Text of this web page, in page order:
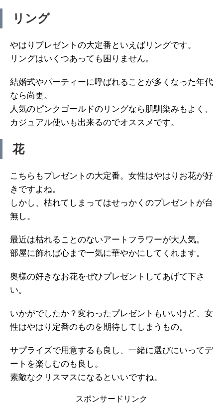
リング
やはりプレゼントの大定番といえばリングです。
リングはいくつあっても困りません。
結婚式やパーティーに呼ばれることが多くなった年代
なら尚更。
人気のピンクゴールドのリングなら肌馴染みもよく、
カジュアル使いも出来るのでオススメです。
花
こちらもプレゼントの大定番。女性はやはりお花が好
きですよね。
しかし、枯れてしまってはせっかくのプレゼントが台
無し。
最近は枯れることのないアートフラワーが大人気。
部屋に飾れば心まで一気に華やかにしてくれます。
奥様の好きなお花をぜひプレゼントしてあげて下さ
い。
いかがでしたか？変わったプレゼントもいいけど、女
性はやはり定番のものを期待してしまうもの。
サプライズで用意するも良し、一緒に選びにいってデ
ートを楽しむのも良し。
素敵なクリスマスになるといいですね。
スポンサードリンク